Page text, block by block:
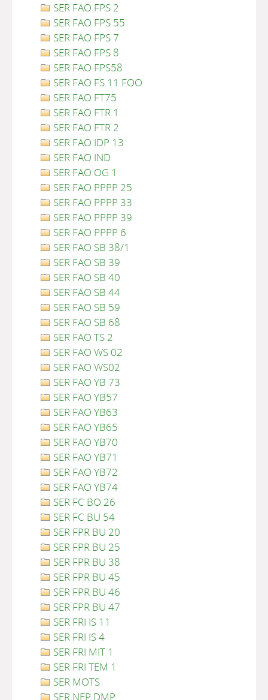
SER FAO FPS 2
SER FAO FPS 55
SER FAO FPS 7
SER FAO FPS 8
SER FAO FPS58
SER FAO FS 11 FOO
SER FAO FT75
SER FAO FTR 1
SER FAO FTR 2
SER FAO IDP 13
SER FAO IND
SER FAO OG 1
SER FAO PPPP 25
SER FAO PPPP 33
SER FAO PPPP 39
SER FAO PPPP 6
SER FAO SB 38/1
SER FAO SB 39
SER FAO SB 40
SER FAO SB 44
SER FAO SB 59
SER FAO SB 68
SER FAO TS 2
SER FAO WS 02
SER FAO WS02
SER FAO YB 73
SER FAO YB57
SER FAO YB63
SER FAO YB65
SER FAO YB70
SER FAO YB71
SER FAO YB72
SER FAO YB74
SER FC BO 26
SER FC BU 54
SER FPR BU 20
SER FPR BU 25
SER FPR BU 38
SER FPR BU 45
SER FPR BU 46
SER FPR BU 47
SER FRI IS 11
SER FRI IS 4
SER FRI MIT 1
SER FRI TEM 1
SER MOTS
SER NEP DMP